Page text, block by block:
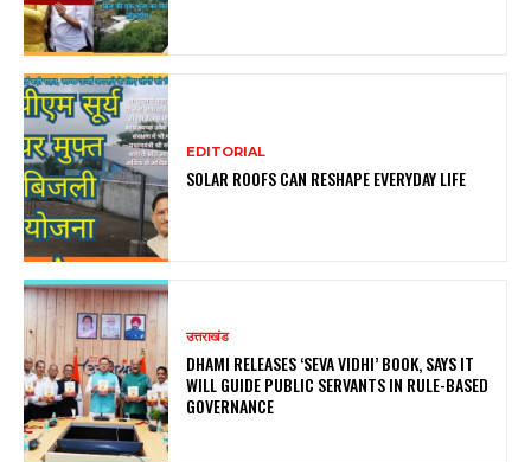
EDITORIAL
SOLAR ROOFS CAN RESHAPE EVERYDAY LIFE
उत्तराखंड
DHAMI RELEASES ‘SEVA VIDHI’ BOOK, SAYS IT
WILL GUIDE PUBLIC SERVANTS IN RULE-BASED
GOVERNANCE